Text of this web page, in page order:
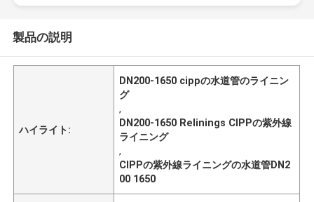
製品の説明
ハイライト:
DN200-1650 cippの水道管のライニン
グ
,
DN200-1650 Relinings CIPPの紫外線
ライニング
,
CIPPの紫外線ライニングの水道管DN2
00 1650